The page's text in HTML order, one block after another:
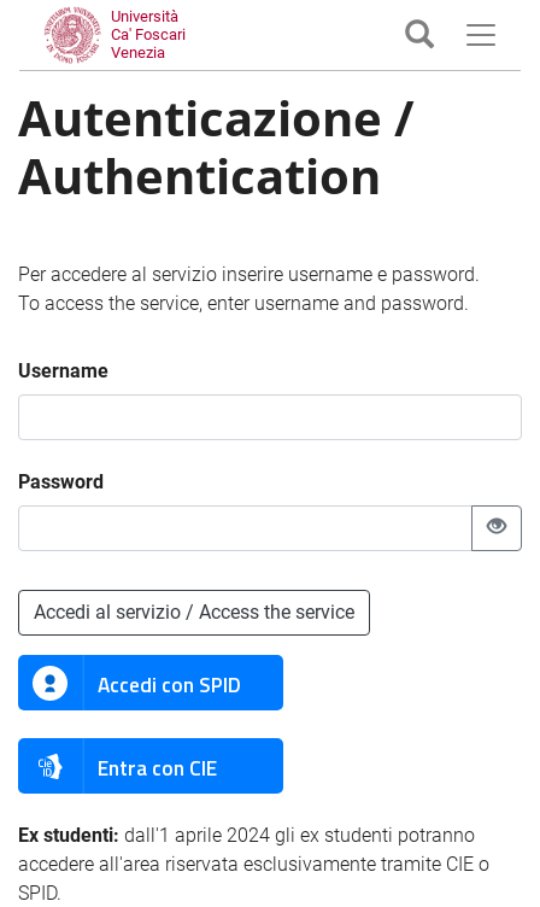
Università
Ca' Foscari
Venezia
Autenticazione /
Authentication
Per accedere al servizio inserire username e password.
To access the service, enter username and password.
Username
Password
Accedi al servizio / Access the service
Accedi con SPID
Entra con CIE
Ex studenti: dall'1 aprile 2024 gli ex studenti potranno
accedere all'area riservata esclusivamente tramite CIE o
SPID.